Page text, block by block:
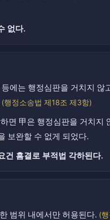
없다.
에는 행정심판을 거치지 않
(행정소송법 제18조 제3항)
면 甲은 행정심판을 거치지
보완할 수 없게 되었다.
건 흠결로 부적법 각하된다.
범위 내에서만 허용된다. (